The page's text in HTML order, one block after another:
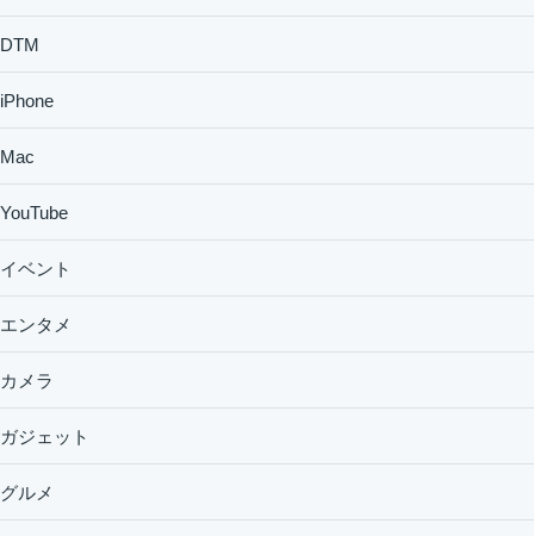
DTM
iPhone
Mac
YouTube
イベント
エンタメ
カメラ
ガジェット
グルメ